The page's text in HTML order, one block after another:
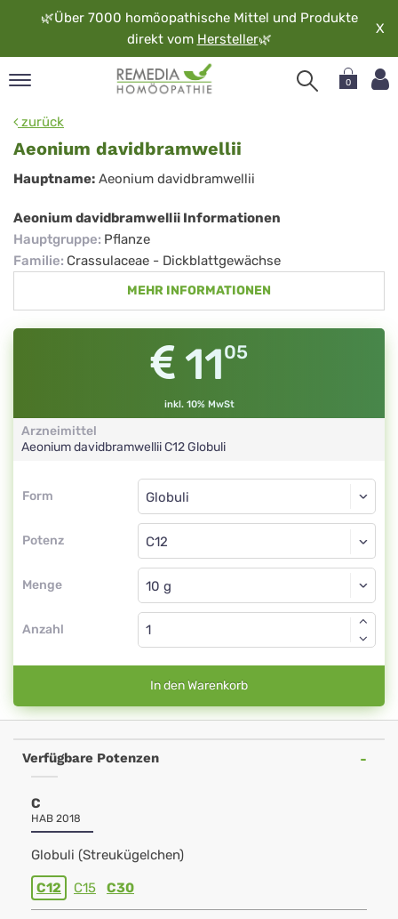
🌿Über 7000 homöopathische Mittel und Produkte
direkt vom Hersteller🌿
X
0
zurück
Aeonium davidbramwellii
Aeonium
davidbramwellii
Hauptname: Aeonium davidbramwellii
Aeonium davidbramwellii Informationen
Hauptgruppe: Pflanze
Familie: Crassulaceae - Dickblattgewächse
MEHR INFORMATIONEN
1105
inkl. 10% MwSt
Arzneimittel
Aeonium davidbramwelliiC12Globuli
Form
Form
Potenz
Globuli
C12
Menge
Globuli
Anzahl
In den Warenkorb
Verfügbare Potenzen
C
HAB 2018
Globuli (Streukügelchen)
C12 C15 C30